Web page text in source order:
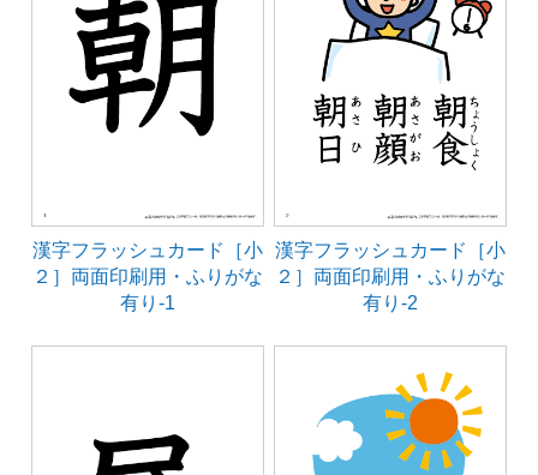
漢字フラッシュカード［小
２］両面印刷用・ふりがな
有り-1
漢字フラッシュカード［小
２］両面印刷用・ふりがな
有り-2